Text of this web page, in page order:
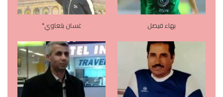
بهاء فيصل غسان بلعاوي*